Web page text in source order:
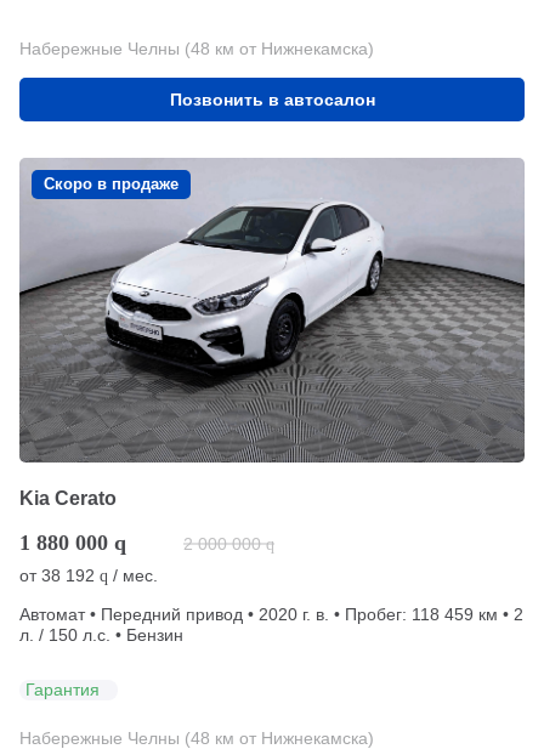
Набережные Челны (48 км от Нижнекамска)
Позвонить в автосалон
Скоро в продаже
Kia Cerato
1 880 000 q 2 000 000 q
от38 192 q / мес.
Автомат • Передний привод • 2020 г. в. • Пробег: 118 459 км • 2
л. / 150 л.с. • Бензин
Гарантия
Набережные Челны (48 км от Нижнекамска)